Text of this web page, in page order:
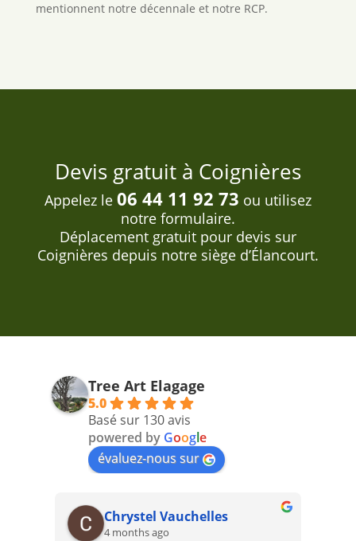
mentionnent notre décennale et notre RCP.
Devis gratuit à Coignières
Appelez le 06 44 11 92 73 ou utilisez
notre formulaire.
Déplacement gratuit pour devis sur
Coignières depuis notre siège d’Élancourt.
Tree Art Elagage
5.0
Basé sur 130 avis
powered by Google
évaluez-nous sur
Chrystel Vauchelles
4 months ago